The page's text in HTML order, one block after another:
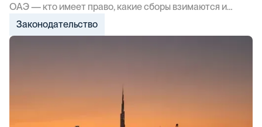
ОАЭ — кто имеет право, какие сборы взимаются и
какие шаги нужно пройти для передачи права
собственности без сделки купли-продажи.
Законодательство